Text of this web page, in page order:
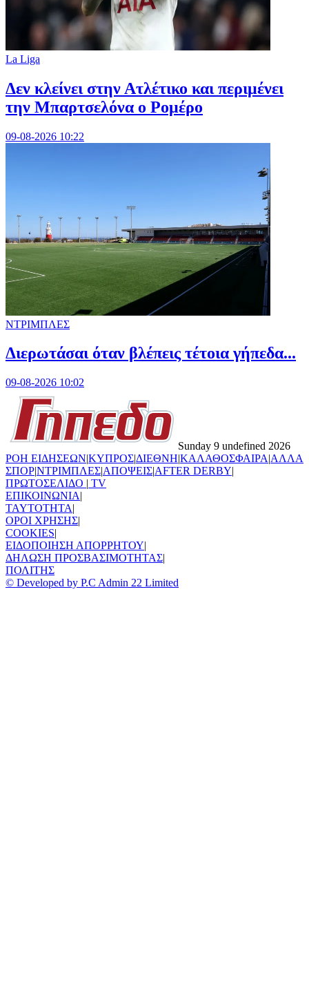
La Liga
Δεν κλείνει στην Ατλέτικο και περιμένει
την Μπαρτσελόνα ο Ρομέρο
09-08-2026 10:22
ΝΤΡΙΜΠΛΕΣ
Διερωτάσαι όταν βλέπεις τέτοια γήπεδα...
09-08-2026 10:02
Sunday 9 undefined 2026
ΡΟΗ ΕΙΔΗΣΕΩΝ|ΚΥΠΡΟΣ|ΔΙΕΘΝΗ|ΚΑΛΑΘΟΣΦΑΙΡΑ|ΑΛΛΑ
ΣΠΟΡ|ΝΤΡΙΜΠΛΕΣ|ΑΠΟΨΕΙΣ|AFTER DERBY|
ΠΡΩΤΟΣΕΛΙΔΟ | TV
ΕΠΙΚΟΙΝΩΝΙΑ|
TAYTOTHTA|
ΟΡΟΙ ΧΡΗΣΗΣ|
COOKIES|
ΕΙΔΟΠΟΙΗΣΗ ΑΠΟΡΡΗΤΟΥ|
ΔΗΛΩΣΗ ΠΡΟΣΒΑΣΙΜΟΤΗΤΑΣ|
ΠΟΛΙΤΗΣ
© Developed by P.C Admin 22 Limited